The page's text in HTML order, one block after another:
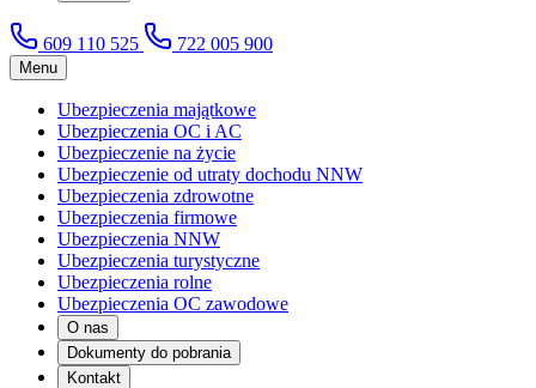
609 110 525 722 005 900
Menu
Ubezpieczenia majątkowe
Ubezpieczenia OC i AC
Ubezpieczenie na życie
Ubezpieczenie od utraty dochodu NNW
Ubezpieczenia zdrowotne
Ubezpieczenia firmowe
Ubezpieczenia NNW
Ubezpieczenia turystyczne
Ubezpieczenia rolne
Ubezpieczenia OC zawodowe
O nas
Dokumenty do pobrania
Kontakt